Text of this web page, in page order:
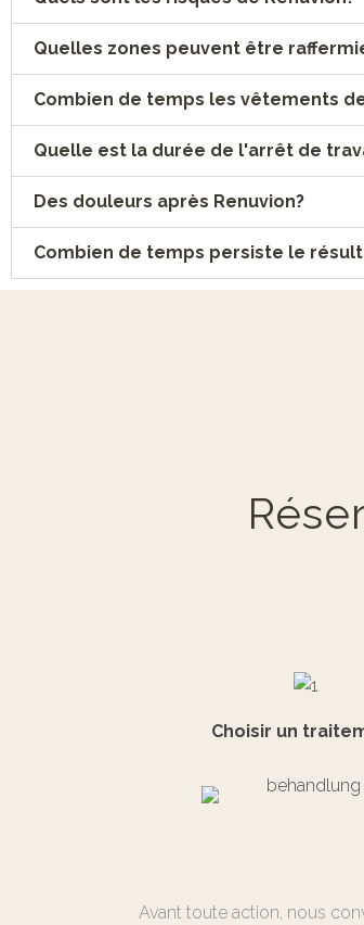
Quelles zones peuvent être
Combien de temps les vêtements
Quelle est la durée de l'arrêt de
Des douleurs après Renuvion?
Combien de temps persiste le
Choisir un
Avant toute action, nous